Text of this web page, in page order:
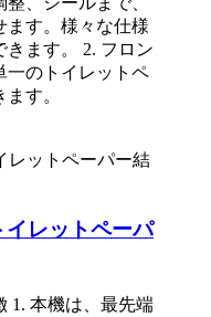
ます。様々な仕様
きます。 2. フロン
一のトイレットペ
す。
レットペーパ
1. 本機は、最先端